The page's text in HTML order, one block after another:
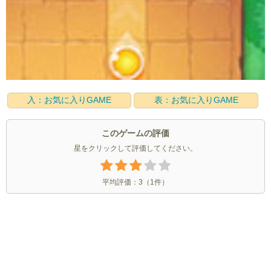
入：お気に入りGAME 表：お気に入りGAME
このゲームの評価
星をクリックして評価してください。
平均評価： 3 （ 1件）